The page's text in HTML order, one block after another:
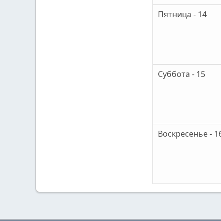
Пятница - 14
Суббота - 15
Воскресенье -